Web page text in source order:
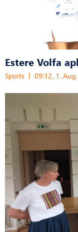
Estere Volfa
Sports 09:12, 1.